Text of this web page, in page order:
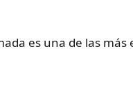
es una de las más